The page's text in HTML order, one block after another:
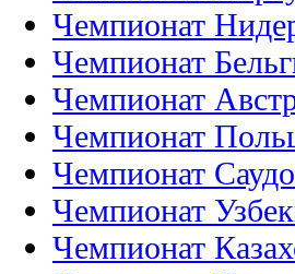
Чемпионат
Чемпионат
Чемпионат
Чемпионат
Чемпионат
Чемпионат
Чемпионат